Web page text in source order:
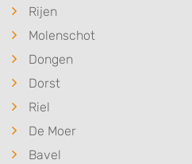
Rijen
Molenschot
Dongen
Dorst
Riel
De Moer
Bavel